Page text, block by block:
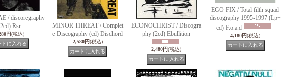
/ discoregraphy
Rsr
円(税込)
MINOR THREAT / Complet
e Discography (cd) Dischord
2,580円(税込)
ECONOCHRIST / Discogra
phy (2cd) Ebullition
2,480円(税込)
EGO FIX / Total filth squad
discography 1995-1997 (Lp+
cd) F.o.a.d
4,180円(税込)